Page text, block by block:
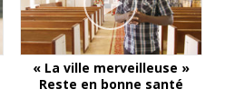
« La ville merveilleuse »
Reste en bonne santé